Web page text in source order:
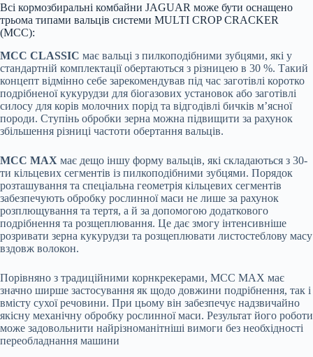
Всі кормозбиральні комбайни JAGUAR може бути оснащено
трьома типами вальців системи MULTI CROP CRACKER
(MCC):
MCC CLASSIC має вальці з пилкоподібними зубцями, які у
стандартній комплектації обертаються з різницею в 30 %. Такий
концепт відмінно себе зарекомендував під час заготівлі коротко
подрібненої кукурудзи для біогазових установок або заготівлі
силосу для корів молочних порід та відгодівлі бичків м’ясної
породи. Ступінь обробки зерна можна підвищити за рахунок
збільшення різниці частоти обертання вальців.
MCC MAX має дещо іншу форму вальців, які складаються з 30-
ти кільцевих сегментів із пилкоподібними зубцями. Порядок
розташування та спеціальна геометрія кільцевих сегментів
забезпечують обробку рослинної маси не лише за рахунок
розплющування та тертя, а й за допомогою додаткового
подрібнення та розщеплювання. Це дає змогу інтенсивніше
розривати зерна кукурудзи та розщеплювати листостеблову масу
вздовж волокон.
Порівняно з традиційними корнкрекерами, MCC MAX має
значно ширше застосування як щодо довжини подрібнення, так і
вмісту сухої речовини. При цьому він забезпечує надзвичайно
якісну механічну обробку рослинної маси. Результат його роботи
може задовольнити найрізноманітніші вимоги без необхідності
переобладнання машини